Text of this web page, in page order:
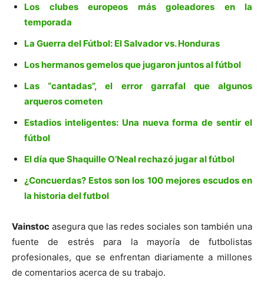
Los clubes europeos más goleadores en la
temporada
La Guerra del Fútbol: El Salvador vs. Honduras
Los hermanos gemelos que jugaron juntos al fútbol
Las “cantadas”, el error garrafal que algunos
arqueros cometen
Estadios inteligentes: Una nueva forma de sentir el
fútbol
El día que Shaquille O’Neal rechazó jugar al fútbol
¿Concuerdas? Estos son los 100 mejores escudos en
la historia del futbol
Vainstoc asegura que las redes sociales son también una
fuente de estrés para la mayoría de futbolistas
profesionales, que se enfrentan diariamente a millones
de comentarios acerca de su trabajo.